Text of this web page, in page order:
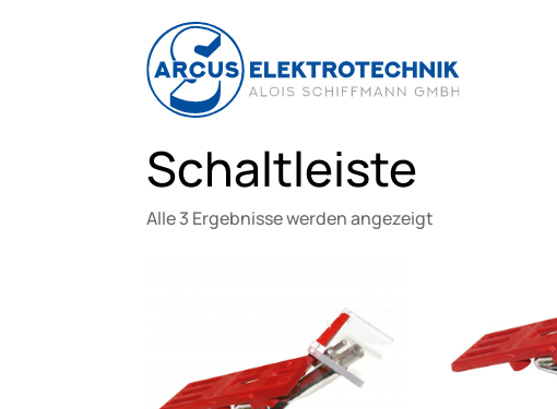
Schaltleiste
Alle 3 Ergebnisse werden angezeigt